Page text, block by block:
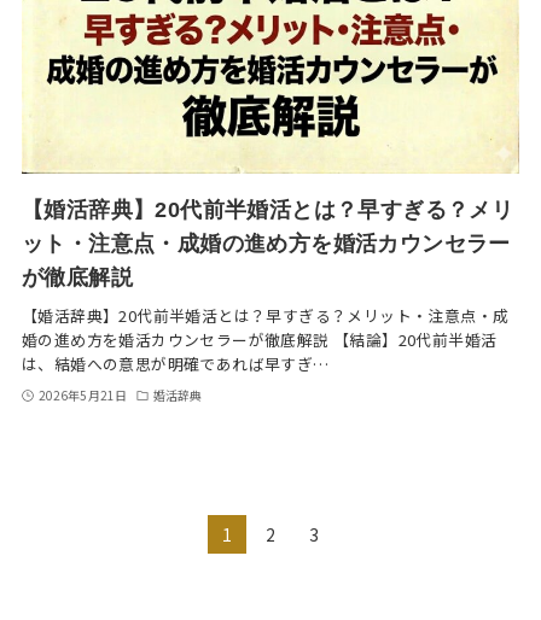
【婚活辞典】20代前半婚活とは？早すぎる？メリ
ット・注意点・成婚の進め方を婚活カウンセラー
が徹底解説
【婚活辞典】20代前半婚活とは？早すぎる？メリット・注意点・成
婚の進め方を婚活カウンセラーが徹底解説 【結論】20代前半婚活
は、結婚への意思が明確であれば早すぎ…
2026年5月21日 婚活辞典
1 2 3